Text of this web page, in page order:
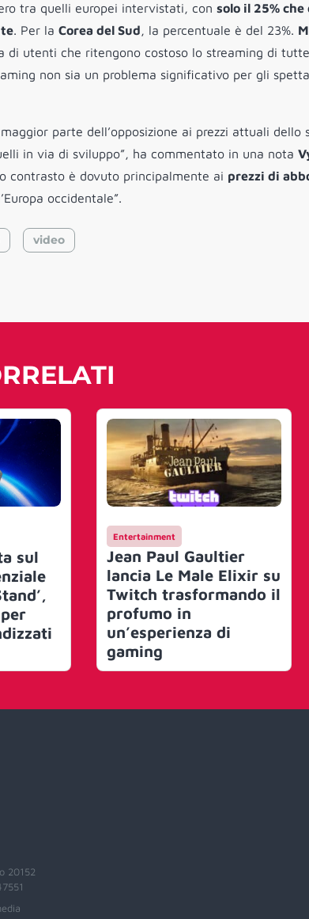
tra quelli europei intervistati, con solo il 25%
. Per la Corea del Sud, la percentuale è del 23%.
di utenti che ritengono costoso lo streaming di
non sia un problema significativo per gli
parte dell’opposizione ai prezzi attuali dello
in via di sviluppo”, ha commentato in una nota
contrasto è dovuto principalmente ai prezzi di
occidentale”.
video
sul
Entertainment
Jean Paul Gaultier
lancia Le Male Elixir su
Twitch trasformando il
profumo in
un’esperienza di
gaming
20152